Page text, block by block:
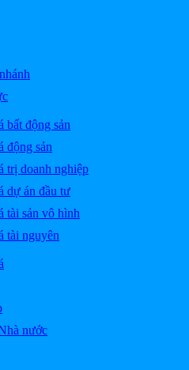
bất động sản
động sản
trị doanh nghiệp
dự án đầu tư
tài sản vô hình
tài nguyên
nước